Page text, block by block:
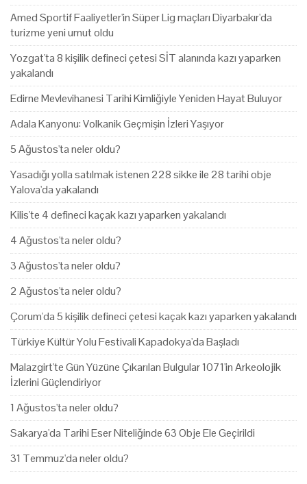
Amed Sportif Faaliyetler'in Süper Lig maçları Diyarbakır'da
turizme yeni umut oldu
Yozgat'ta 8 kişilik defineci çetesi SİT alanında kazı yaparken
yakalandı
Edirne Mevlevihanesi Tarihi Kimliğiyle Yeniden Hayat Buluyor
Adala Kanyonu: Volkanik Geçmişin İzleri Yaşıyor
5 Ağustos'ta neler oldu?
Yasadığı yolla satılmak istenen 228 sikke ile 28 tarihi obje
Yalova'da yakalandı
Kilis'te 4 defineci kaçak kazı yaparken yakalandı
4 Ağustos'ta neler oldu?
3 Ağustos'ta neler oldu?
2 Ağustos'ta neler oldu?
Çorum'da 5 kişilik defineci çetesi kaçak kazı yaparken yakalandı
Türkiye Kültür Yolu Festivali Kapadokya'da Başladı
Malazgirt'te Gün Yüzüne Çıkarılan Bulgular 1071'in Arkeolojik
İzlerini Güçlendiriyor
1 Ağustos'ta neler oldu?
Sakarya'da Tarihi Eser Niteliğinde 63 Obje Ele Geçirildi
31 Temmuz'da neler oldu?